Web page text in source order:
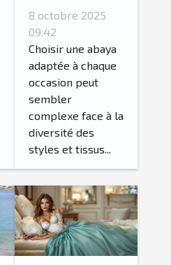
abaya
adaptée à
chaque
occasion ?
8 octobre 2025
09:42
Choisir une abaya
adaptée à chaque
occasion peut
sembler
complexe face à la
diversité des
styles et tissus...